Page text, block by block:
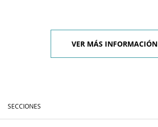
VER MÁS INFORMACIÓN
SECCIONES